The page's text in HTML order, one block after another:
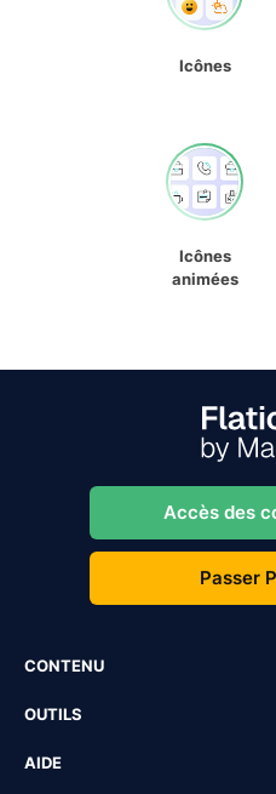
Icônes
Icônes
animées
Accès des
Passer
CONTENU
OUTILS
AIDE